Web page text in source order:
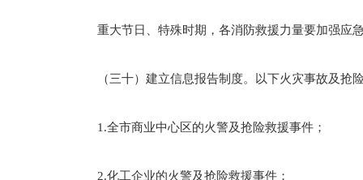
重大节日、特殊时期，各消防救援力量要加强应急
（三十）建立信息报告制度。以下火灾事故及抢险
1.全市商业中心区的火警及抢险救援事件；
2.化工企业的火警及抢险救援事件；